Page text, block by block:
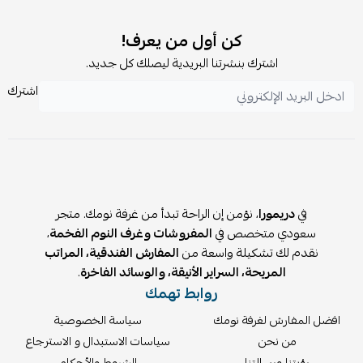
كن أول من يعرف!
اشترك بنشرتنا البريدية ليصلك كل جديد.
اشترك
فيدريمورا، نؤمن إن الراحة تبدأ من غرفة نومك. متجر
سعودي متخصص فيالمفروشات وغرف النوم الفخمة،
نقدم لك تشكيلة واسعة منالمفارش الفندقية، المراتب
المريحة، السراير الأنيقة، والوسائد الفاخرة.
روابط تهمك
افضل المفارش لغرفة نومك
من نحن
سياسة الخصوصية
سياسات الاستبدال و الاسترجاع